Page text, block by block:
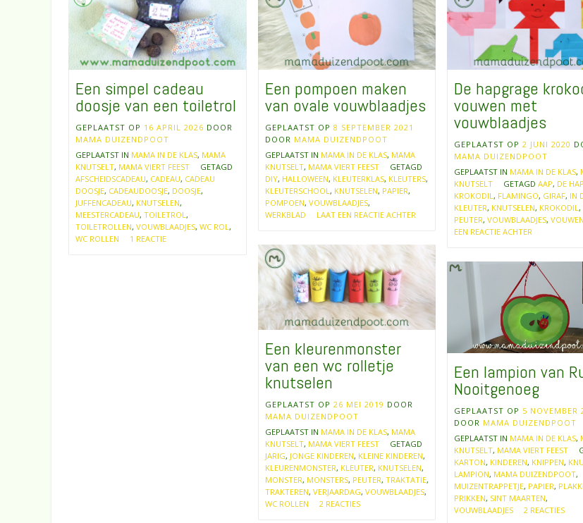
Een simpel cadeau
doosje van een toiletrol
GEPLAATST OP 16 APRIL 2026 DOOR
MAMA DUIZENDPOOT
GEPLAATST IN MAMA IN DE KLAS, MAMA
KNUTSELT, MAMA VIERT FEEST
GETAGD
AFSCHEIDSCADEAU, CADEAU, CADEAU
DOOSJE, CADEAUDOOSJE, DOOSJE,
JUFFENCADEAU, KNUTSELEN,
MEESTERCADEAU, TOILETROL ,
TOILETROLLEN, VOUWBLAADJES, WC ROL ,
WC ROLLEN
1 REACTIE
Een pompoen maken
van ovale vouwblaadjes
GEPLAATST OP 8 SEPTEMBER 2021
DOOR MAMA DUIZENDPOOT
GEPLAATST IN MAMA IN DE KLAS, MAMA
KNUTSELT, MAMA VIERT FEEST
GETAGD
DIY, HALLOWEEN, KLEUTERKLAS, KLEUTERS,
KLEUTERSCHOOL , KNUTSELEN, PAPIER,
POMPOEN, VOUWBLAADJES,
WERKBLAD
LAAT EEN REACTIE ACHTER
De hapgrage
vouwen met
vouwblaadjes
GEPLAATST OP2 JUNI 2020
MAMA DUIZENDPOOT
GEPLAATST IN MAMA IN DE KLAS,
KNUTSELT
GETAGDAAP, DE
KROKODIL , FLAMINGO, GIRAF, IN
KLEUTER, KNUTSELEN, KROKODIL ,
PEUTER,VOUWBLAADJES,VOUWEN
EEN REACTIE ACHTER
Een kleurenmonster
van een wc rolletje
knutselen
GEPLAATST OP 26 MEI 2019 DOOR
MAMA DUIZENDPOOT
GEPLAATST IN MAMA IN DE KLAS, MAMA
KNUTSELT, MAMA VIERT FEEST
GETAGD
JARIG, JONGE KINDEREN, KLEINE KINDEREN,
KLEURENMONSTER, KLEUTER, KNUTSELEN,
MONSTER, MONSTERS, PEUTER, TRAKTATIE,
TRAKTEREN, VERJAARDAG, VOUWBLAADJES,
WC ROLLEN
2 REACTIES
Een lampion van
Nooitgenoeg
GEPLAATST OP 5 NOVEMBER
DOOR MAMA DUIZENDPOOT
GEPLAATST IN MAMA IN DE KLAS,
KNUTSELT, MAMA VIERT FEEST
KARTON, KINDEREN, KNIPPEN,
LAMPION, MAMA DUIZENDPOOT,
MUIZENTRAPPETJE, PAPIER,
PRIKKEN, SINT MAARTEN,
VOUWBLAADJES
2 REACTIES